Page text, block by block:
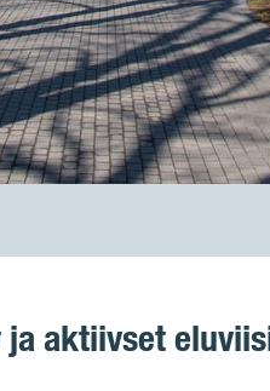
aktiivset